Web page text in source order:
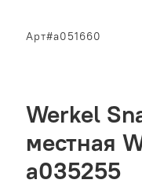
Арт#a051660
Werkel
местная
a035255